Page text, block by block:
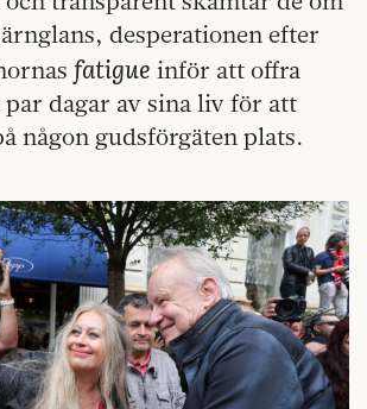
desperationen efter
fatigue inför att offra
dagar av sina liv för att
någon gudsförgäten plats.